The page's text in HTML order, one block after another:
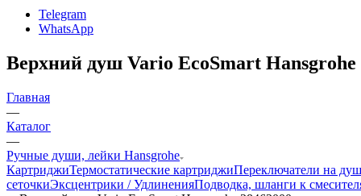
Telegram
WhatsApp
Верхний душ Vario EcoSmart Hansgrohe
Главная
—
Каталог
—
Ручные души, лейки Hansgrohe
КартриджиТермостатические картриджиПереключатели на душ
сеточкиЭксцентрики / УдлиненияПодводка, шланги к